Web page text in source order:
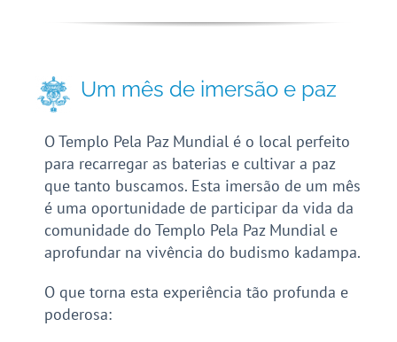
Um mês de imersão e paz
O Templo Pela Paz Mundial é o local perfeito
para recarregar as baterias e cultivar a paz
que tanto buscamos. Esta imersão de um mês
é uma oportunidade de participar da vida da
comunidade do Templo Pela Paz Mundial e
aprofundar na vivência do budismo kadampa.
O que torna esta experiência tão profunda e
poderosa: